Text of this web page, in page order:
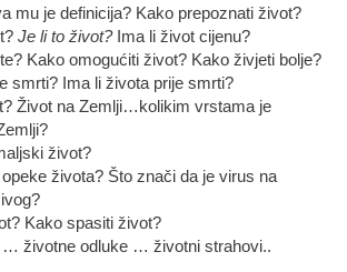
mu je definicija? Kako prepoznati život?
Je li to život?Ima li život cijenu?
Kako omogućiti život? Kako živjeti bolje?
smrti? Ima li života prije smrti?
Život na Zemlji…kolikim vrstama je
život?
života? Što znači da je virus na
Kako spasiti život?
… životne odluke … životni strahovi..